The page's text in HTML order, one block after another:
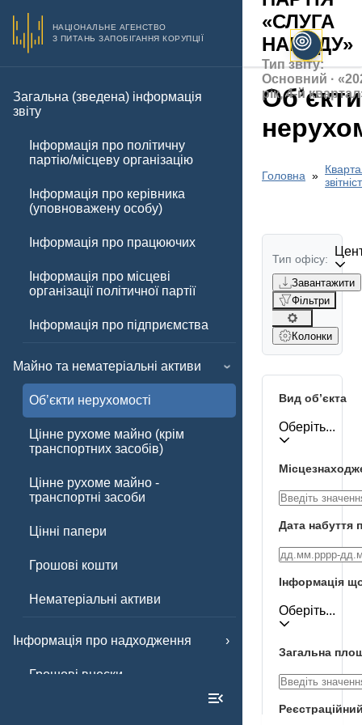
НАЦІОНАЛЬНЕ АГЕНСТВО
З ПИТАНЬ ЗАПОБІГАННЯ КОРУПЦІЇ
Загальна (зведена) інформація
звіту
Інформація про політичну
партію/місцеву організацію
Інформація про керівника
(уповноважену особу)
Інформація про працюючих
Інформація про місцеві
організації політичної партії
Інформація про підприємства
Майно та нематеріальні активи
Обʼєкти нерухомості
Цінне рухоме майно (крім
транспортних засобів)
Цінне рухоме майно -
транспортні засоби
Цінні папери
Грошові кошти
Нематеріальні активи
Інформація про надходження
Грошові внески
«СЛУГА
НАРОДУ»
Тип звіту:
Основний ·
рік, 4-й
Обʼєкти
Головна
Тип офісу:
Завантажити
Фільтри
Колонки
Вид обʼєкта
Оберіть...
Дата набуття
Інформація
Оберіть...
Загальна